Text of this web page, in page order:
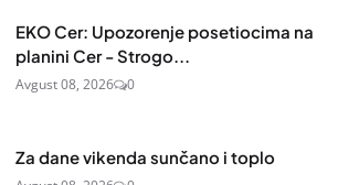
EKO Cer: Upozorenje posetiocima na
planini Cer - Strogo...
Avgust 08, 2026 0
Za dane vikenda sunčano i toplo